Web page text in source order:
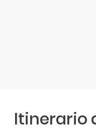
Itinerario